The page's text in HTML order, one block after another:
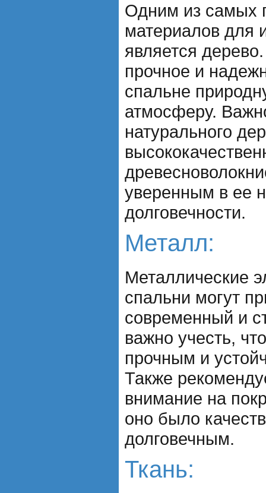
Одним из самых
материалов для
является
прочное и
спальне
атмосферу.
натурального
уверенным в ее
долговечности.
Металл:
Металлические
спальни могут
современный и
важно учесть,
прочным и
Также
внимание на
оно было
долговечным.
Ткань: